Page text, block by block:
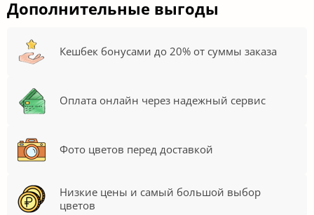
Дополнительные выгоды
Кешбек бонусами до 20% от суммы заказа
Оплата онлайн через надежный сервис
Фото цветов перед доставкой
Низкие цены и самый большой выбор
цветов